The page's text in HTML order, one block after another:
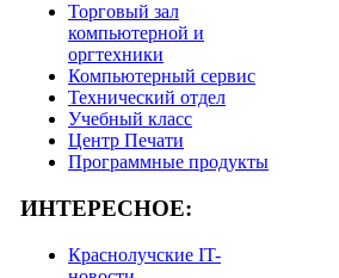
Торговый зал
компьютерной и
оргтехники
Компьютерный сервис
Технический отдел
Учебный класс
Центр Печати
Программные продукты
ИНТЕРЕСНОЕ:
Краснолучские IT-